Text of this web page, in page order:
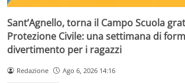
Sant’Agnello, torna il Campo Scuola
Protezione Civile: una settimana di
divertimento per i ragazzi
Redazione Ago 6, 2026 14:16